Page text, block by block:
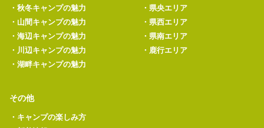
・ 秋冬キャンプの魅力
・ 山間キャンプの魅力
・ 海辺キャンプの魅力
・ 川辺キャンプの魅力
・ 湖畔キャンプの魅力
・ 県央エリア
・ 県西エリア
・ 県南エリア
・ 鹿行エリア
その他
・ キャンプの楽しみ方